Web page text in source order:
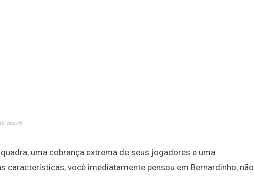
World]
uma cobrança extrema de seus jogadores e uma
características, você imediatamente pensou em Bernardinho, não